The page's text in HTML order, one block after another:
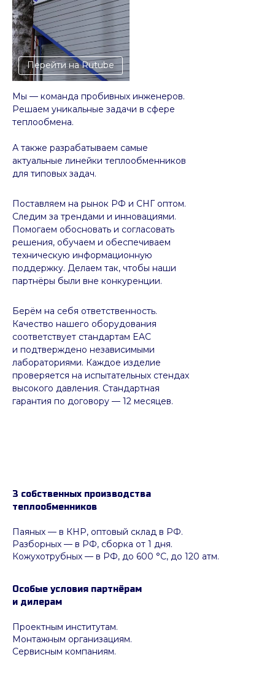
Мы — команда пробивных инженеров.
Решаем уникальные задачи в сфере
теплообмена.
А также разрабатываем самые
актуальные линейки теплообменников
для типовых задач.
Берём на себя ответственность.
Качество нашего оборудования
соответствует стандартам EAC
и подтверждено независимыми
лабораториями. Каждое изделие
проверяется на испытательных стендах
высокого давления. Стандартная
гарантия по договору — 12 месяцев.
Поставляем на рынок РФ и СНГ оптом.
Следим за трендами и инновациями.
Помогаем обосновать и согласовать
решения, обучаем и обеспечиваем
техническую информационную
поддержку. Делаем так, чтобы наши
партнёры были вне конкуренции.
Перейти на Rutube
3 собственных производства
теплообменников
Паяных — в КНР, оптовый склад в РФ.
Разборных — в РФ, сборка от 1 дня.
Кожухотрубных — в РФ, до 600 °C, до 120 атм.
Особые условия партнёрам
и дилерам
Проектным институтам.
Монтажным организациям.
Сервисным компаниям.